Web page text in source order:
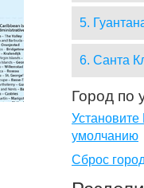
5.
6. Санта
Город по
Установите
умолчанию
Сброс